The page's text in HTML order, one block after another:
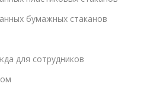
бумажных стаканов
для сотрудников